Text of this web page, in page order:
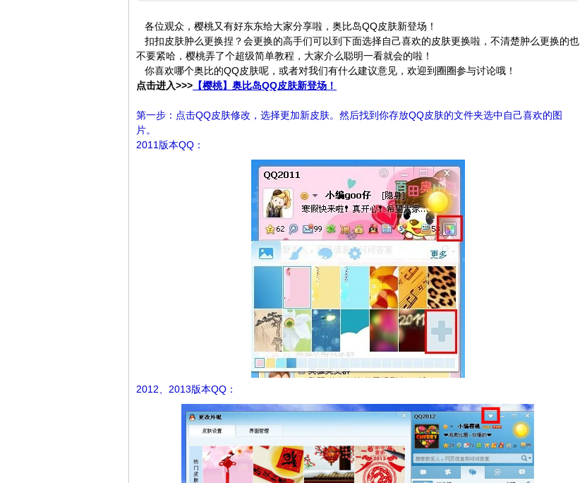
各位观众，樱桃又有好东东给大家分享啦，奥比岛QQ皮肤新登场！
扣扣皮肤肿么更换捏？会更换的高手们可以到下面选择自己喜欢的皮肤更换啦，不清楚肿么更换的也
不要紧哈，樱桃弄了个超级简单教程，大家介么聪明一看就会的啦！
你喜欢哪个奥比的QQ皮肤呢，或者对我们有什么建议意见，欢迎到圈圈参与讨论哦！
点击进入>>> 【樱桃】奥比岛QQ皮肤新登场！
第一步：点击QQ皮肤修改，选择更加新皮肤。然后找到你存放QQ皮肤的文件夹选中自己喜欢的图
片。
2011版本QQ：
2012、2013版本QQ：